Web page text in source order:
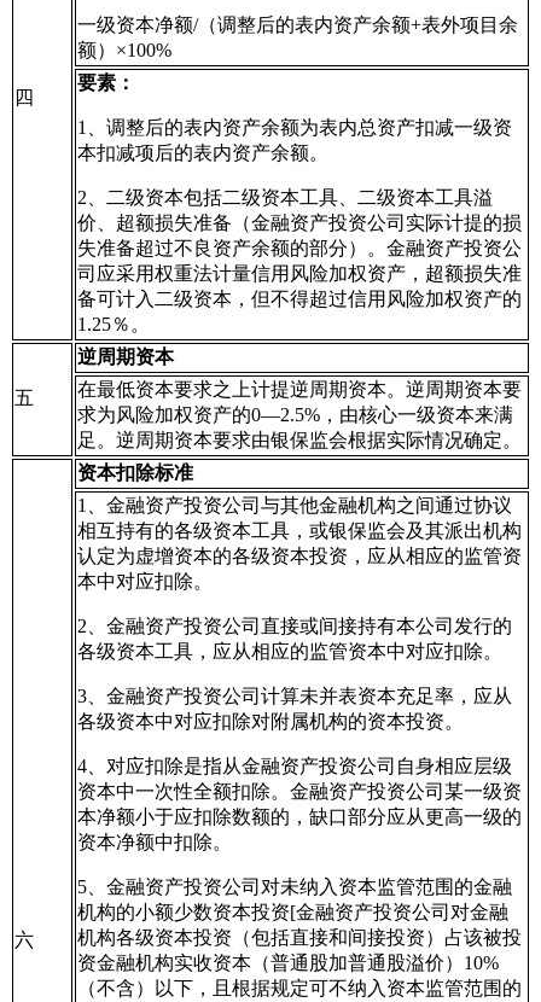
四
一级资本净额/（调整后的表内资产余额+表外项目余
额）×100%
要素：
1、调整后的表内资产余额为表内总资产扣减一级资
本扣减项后的表内资产余额。
2、二级资本包括二级资本工具、二级资本工具溢
价、超额损失准备（金融资产投资公司实际计提的损
失准备超过不良资产余额的部分）。金融资产投资公
司应采用权重法计量信用风险加权资产，超额损失准
备可计入二级资本，但不得超过信用风险加权资产的
1.25％。
五
逆周期资本
在最低资本要求之上计提逆周期资本。逆周期资本要
求为风险加权资产的0—2.5%，由核心一级资本来满
足。逆周期资本要求由银保监会根据实际情况确定。
六
资本扣除标准
1、金融资产投资公司与其他金融机构之间通过协议
相互持有的各级资本工具，或银保监会及其派出机构
认定为虚增资本的各级资本投资，应从相应的监管资
本中对应扣除。
2、金融资产投资公司直接或间接持有本公司发行的
各级资本工具，应从相应的监管资本中对应扣除。
3、金融资产投资公司计算未并表资本充足率，应从
各级资本中对应扣除对附属机构的资本投资。
4、对应扣除是指从金融资产投资公司自身相应层级
资本中一次性全额扣除。金融资产投资公司某一级资
本净额小于应扣除数额的，缺口部分应从更高一级的
资本净额中扣除。
5、金融资产投资公司对未纳入资本监管范围的金融
机构的小额少数资本投资[金融资产投资公司对金融
机构各级资本投资（包括直接和间接投资）占该被投
资金融机构实收资本（普通股加普通股溢价）10%
（不含）以下，且根据规定可不纳入资本监管范围的